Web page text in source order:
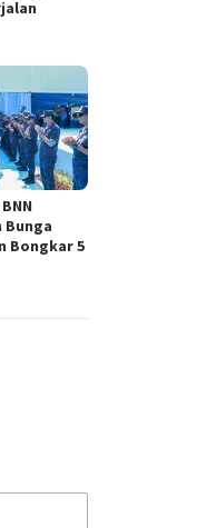
Bunga
Bongkar 5